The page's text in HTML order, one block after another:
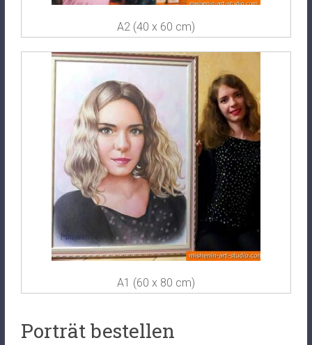
A2 (40 x 60 cm)
A1 (60 x 80 cm)
Porträt bestellen